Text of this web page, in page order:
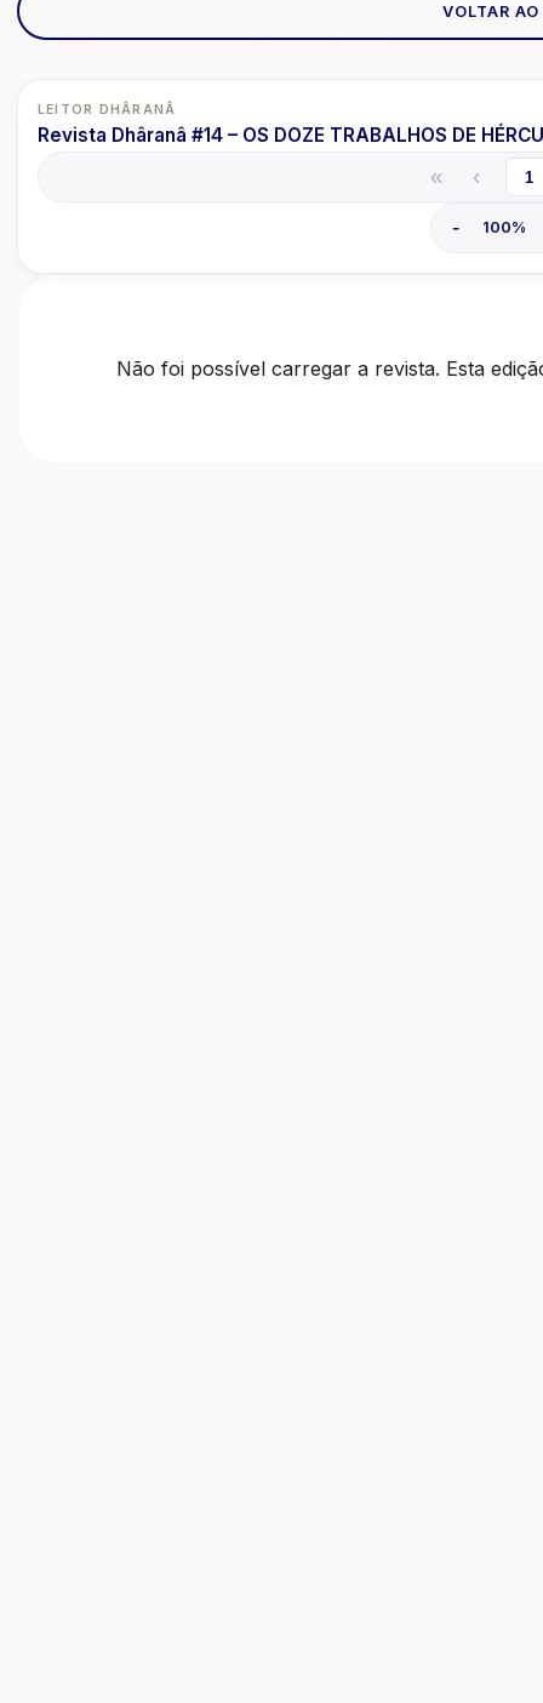
VOLTAR
LEITOR DHÂRANÂ
Revista Dhâranâ #14 – OS DOZE TRABALHOS DE
«
‹
-
100%
Não foi possível carregar a revista. Esta